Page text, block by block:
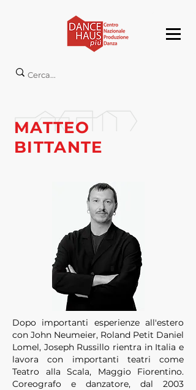
MATTEO
BITTANTE
Dopo importanti esperienze all'estero
con John Neumeier, Roland Petit Daniel
Lomel, Joseph Russillo rientra in Italia e
lavora con importanti teatri come
Teatro alla Scala, Maggio Fiorentino.
Coreografo e danzatore, dal 2003